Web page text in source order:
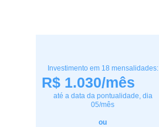
Investimento em 18 mensalidades:
R$ 1.030/mês
até a data da pontualidade, dia
05/mês
ou